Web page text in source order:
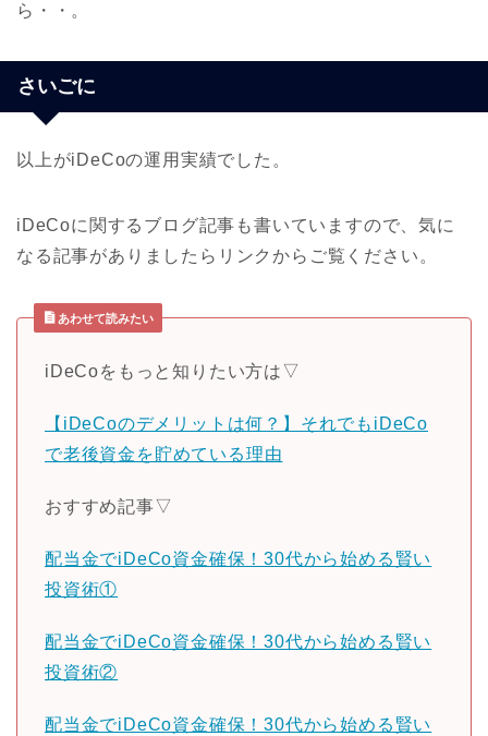
ら・・。
さいごに
以上がiDeCoの運用実績でした。
iDeCoに関するブログ記事も書いていますので、気に
なる記事がありましたらリンクからご覧ください。
あわせて読みたい
iDeCoをもっと知りたい方は▽
【iDeCoのデメリットは何？】それでもiDeCo
で老後資金を貯めている理由
おすすめ記事▽
配当金でiDeCo資金確保！30代から始める賢い
投資術①
配当金でiDeCo資金確保！30代から始める賢い
投資術②
配当金でiDeCo資金確保！30代から始める賢い